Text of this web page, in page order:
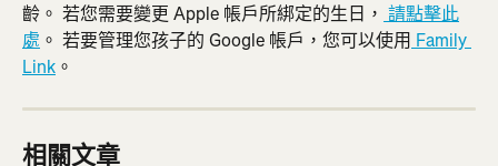
齡。 若您需要變更 Apple 帳戶所綁定的生日， 請點擊此
處 。 若要管理您孩子的 Google 帳戶，您可以使用 Family
Link 。
相關文章